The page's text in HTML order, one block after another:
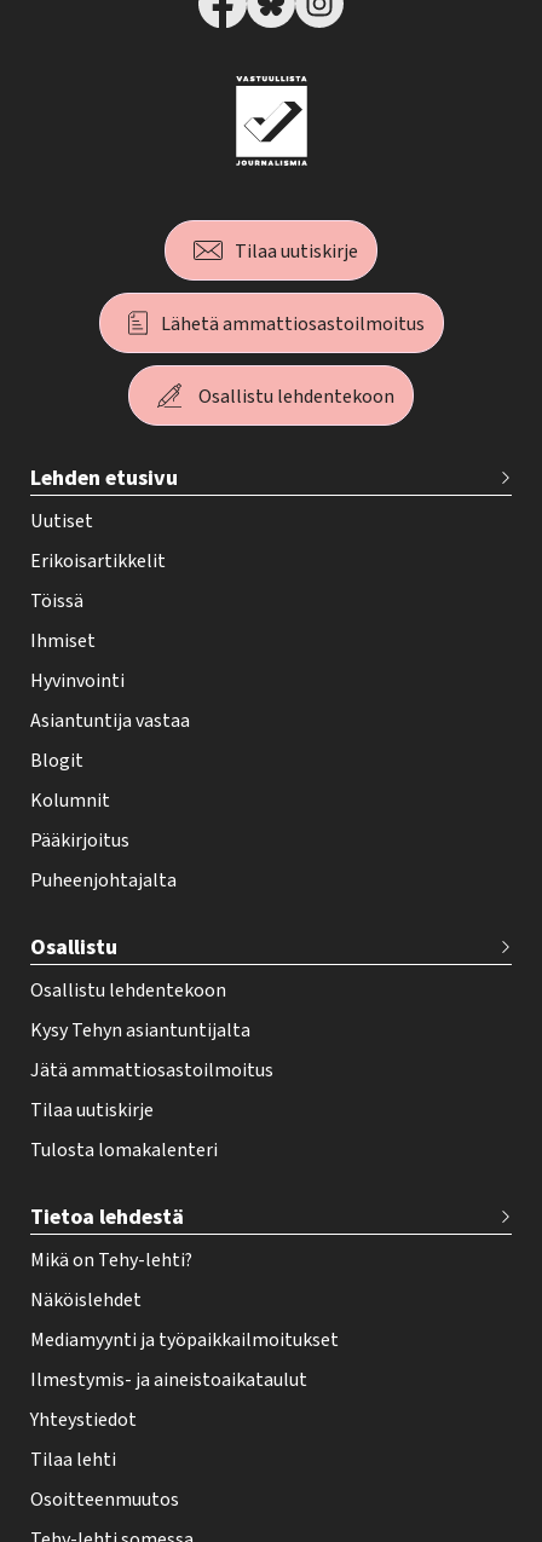
Tilaa uutiskirje
Lähetä ammattiosastoilmoitus
Osallistu lehdentekoon
e
h
y
-
e
h
t
i
f
o
t
r
Lehden etusivu
Uutiset
Erikoisartikkelit
Töissä
Ihmiset
Hyvinvointi
Asiantuntija vastaa
Blogit
Kolumnit
Pääkirjoitus
Puheenjohtajalta
Osallistu
Osallistu lehdentekoon
Kysy Tehyn asiantuntijalta
Jätä ammattiosastoilmoitus
Tilaa uutiskirje
Tulosta lomakalenteri
Tietoa lehdestä
Mikä on Tehy-lehti?
Näköislehdet
Mediamyynti ja työpaikkailmoitukset
Ilmestymis- ja aineistoaikataulut
Yhteystiedot
Tilaa lehti
Osoitteenmuutos